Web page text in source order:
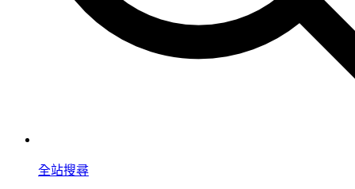
全站搜尋